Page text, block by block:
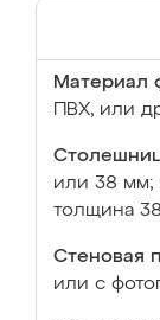
Материал
ПВХ, или
или 38 мм;
толщина
Стеновая
или с